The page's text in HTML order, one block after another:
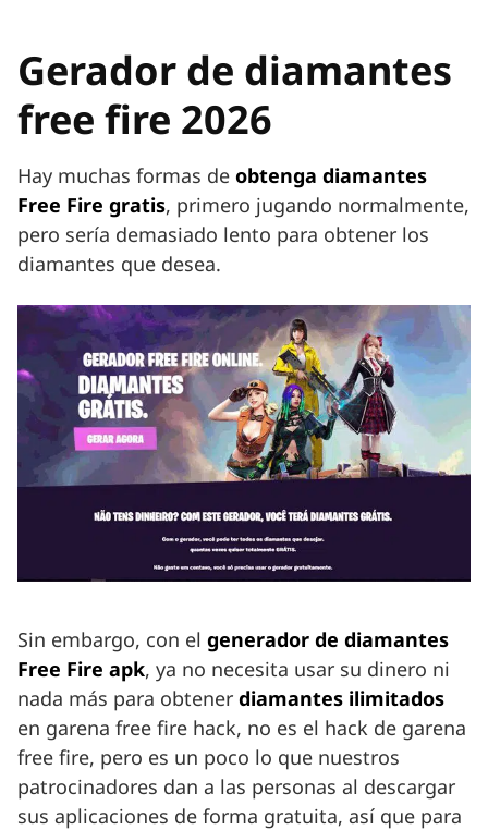
Gerador de diamantes
free fire 2026
Hay muchas formas de obtenga diamantes
Free Fire gratis, primero jugando normalmente,
pero sería demasiado lento para obtener los
diamantes que desea.
Sin embargo, con el generador de diamantes
Free Fire apk, ya no necesita usar su dinero ni
nada más para obtener diamantes ilimitados
en garena free fire hack, no es el hack de garena
free fire, pero es un poco lo que nuestros
patrocinadores dan a las personas al descargar
sus aplicaciones de forma gratuita, así que para